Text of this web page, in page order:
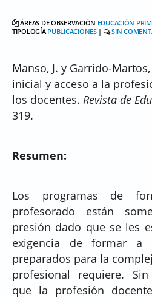
ÁREAS DE OBSERVACIÓN EDUCACIÓN
TIPOLOGÍAPUBLICACIONES| SIN
Manso, J. y Garrido-
inicial y acceso a la
los docentes. Revista de
319.
Resumen:
Los programas de
profesorado están
presión dado que se les
exigencia de formar a
preparados para la
profesional requiere.
que la profesión